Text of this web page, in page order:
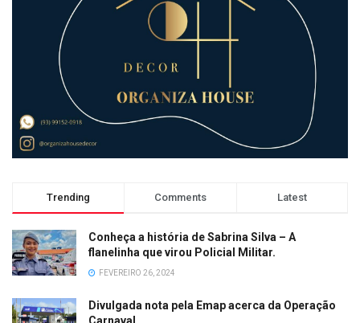
Trending Comments Latest
Conheça a história de Sabrina Silva – A
flanelinha que virou Policial Militar.
FEVEREIRO 26, 2024
Divulgada nota pela Emap acerca da Operação
Carnaval